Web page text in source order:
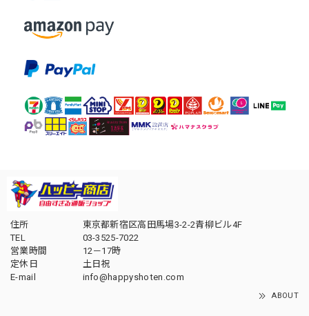
住所
東京都新宿区高田馬場3-2-2青柳ビル4F
TEL
03-3525-7022
営業時間
12－17時
定休日
土日祝
E-mail
info@happyshoten.com
ABOUT